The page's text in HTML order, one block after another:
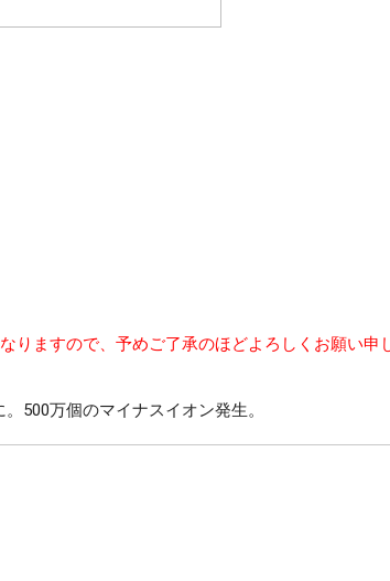
ますので、予めご了承のほどよろしくお願い申
500万個のマイナスイオン発生。